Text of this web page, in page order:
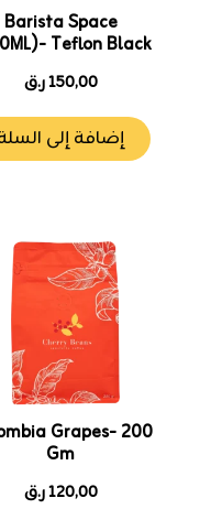
Barista Space
(600ML)- Teflon Black
150,00ر.ق
إضافة إلى السلة
Colombia Grapes- 200
120,00ر.ق